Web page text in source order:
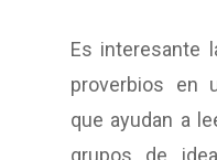
Es interesante
proverbios en
que ayudan a
grupos de